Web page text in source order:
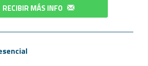
RECIBIR MÁS INFO